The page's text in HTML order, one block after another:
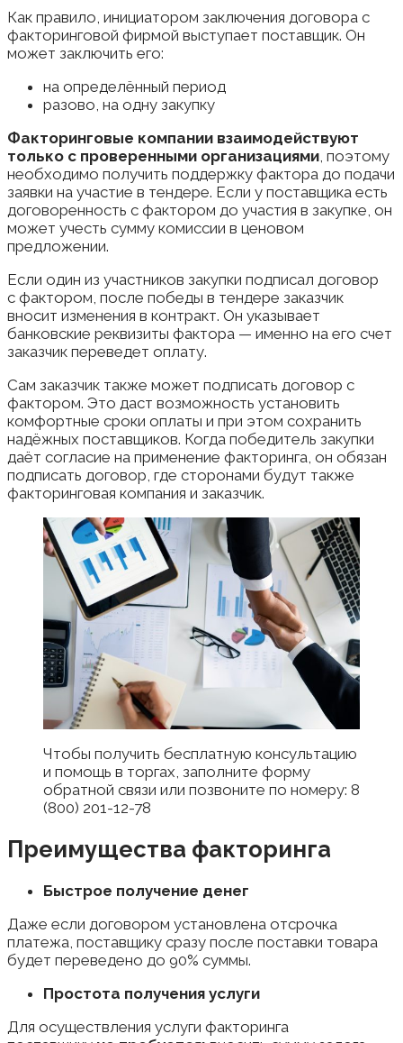
Как правило, инициатором заключения договора с
факторинговой фирмой выступает поставщик. Он
может заключить его:
на определённый период
разово, на одну закупку
Факторинговые компании взаимодействуют
только с проверенными организациями, поэтому
необходимо получить поддержку фактора до подачи
заявки на участие в тендере. Если у поставщика есть
договоренность с фактором до участия в закупке, он
может учесть сумму комиссии в ценовом
предложении.
Если один из участников закупки подписал договор
с фактором, после победы в тендере заказчик
вносит изменения в контракт. Он указывает
банковские реквизиты фактора — именно на его счет
заказчик переведет оплату.
Сам заказчик также может подписать договор с
фактором. Это даст возможность установить
комфортные сроки оплаты и при этом сохранить
надёжных поставщиков. Когда победитель закупки
даёт согласие на применение факторинга, он обязан
подписать договор, где сторонами будут также
факторинговая компания и заказчик.
Чтобы получить бесплатную консультацию
и помощь в торгах, заполните форму
обратной связи или позвоните по номеру: 8
(800) 201-12-78
Преимущества факторинга
Быстрое получение денег
Даже если договором установлена отсрочка
платежа, поставщику сразу после поставки товара
будет переведено до 90% суммы.
Простота получения услуги
Для осуществления услуги факторинга